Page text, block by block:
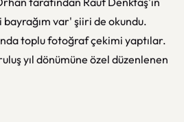
bayrağım var' şiiri de okundu.
toplu fotoğraf çekimi yaptılar.
yıl dönümüne özel düzenlenen